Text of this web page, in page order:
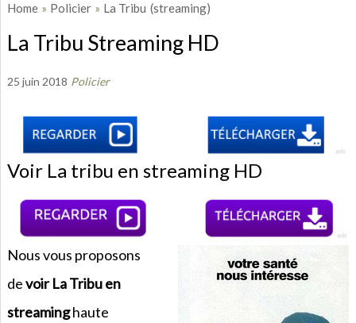
Home » Policier » La Tribu (streaming)
La Tribu Streaming HD
25 juin 2018 Policier
Voir La tribu en streaming HD
Nous vous proposons
devoir La Tribu en
streaminghaute